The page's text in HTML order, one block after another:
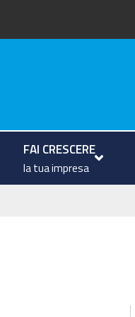
FAI CRESCERE
la tua impresa